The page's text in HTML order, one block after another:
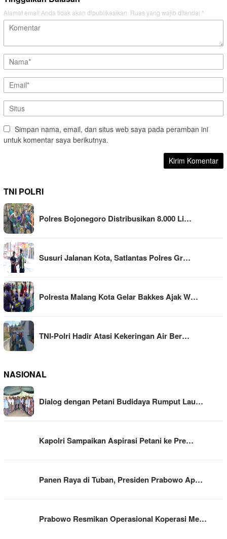
Alamat email Anda tidak akan dipublikasikan. Ruas yang wajib ditandai *
Simpan nama, email, dan situs web saya pada peramban ini
untuk komentar saya berikutnya.
TNI POLRI
Polres Bojonegoro Distribusikan 8.000 Li…
Susuri Jalanan Kota, Satlantas Polres Gr…
Polresta Malang Kota Gelar Bakkes Ajak W…
TNI-Polri Hadir Atasi Kekeringan Air Ber…
NASIONAL
Dialog dengan Petani Budidaya Rumput Lau…
Kapolri Sampaikan Aspirasi Petani ke Pre…
Panen Raya di Tuban, Presiden Prabowo Ap…
Prabowo Resmikan Operasional Koperasi Me…